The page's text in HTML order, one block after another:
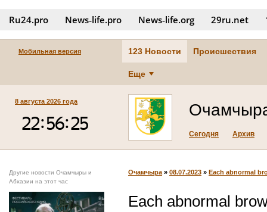
Ru24.pro News‑life.pro News‑life.org 29ru.net
Мобильная версия 123 Новости Происшествия
Еще
8 августа 2026 года
Сегодня Архив
Другие новости Очамчыры и
Абхазии на этот час
Очамчыра » 08.07.2023 » Each abnormal
Each abnormal